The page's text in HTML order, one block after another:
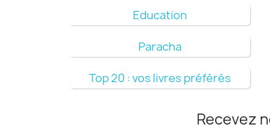
Education
Paracha
Top 20 : vos livres préférés
Recevez